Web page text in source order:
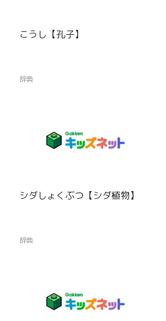
こうし【孔子】
辞典
シダしょくぶつ【シダ植物】
辞典